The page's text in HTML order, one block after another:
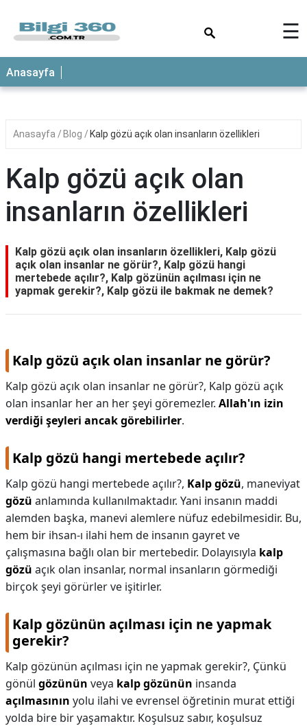
ANASAYFA
☰
Anasayfa
Anasayfa Blog Kalp gözü açık olan insanların özellikleri
Kalp gözü açık olan
insanların özellikleri
Kalp gözü açık olan insanların özellikleri, Kalp gözü
açık olan insanlar ne görür?, Kalp gözü hangi
mertebede açılır?, Kalp gözünün açılması için ne
yapmak gerekir?, Kalp gözü ile bakmak ne demek?
Kalp gözü açık olan insanlar ne görür?
Kalp gözü açık olan insanlar ne görür?, Kalp gözü açık
olan insanlar her an her şeyi göremezler. Allah'ın izin
verdiği şeyleri ancak görebilirler.
Kalp gözü hangi mertebede açılır?
Kalp gözü hangi mertebede açılır?, Kalp gözü, maneviyat
gözü anlamında kullanılmaktadır. Yani insanın maddi
alemden başka, manevi alemlere nüfuz edebilmesidir. Bu,
hem bir ihsan-ı ilahi hem de insanın gayret ve
çalışmasına bağlı olan bir mertebedir. Dolayısıyla kalp
gözü açık olan insanlar, normal insanların görmediği
birçok şeyi görürler ve işitirler.
Kalp gözünün açılması için ne yapmak
gerekir?
Kalp gözünün açılması için ne yapmak gerekir?, Çünkü
gönül gözünün veya kalp gözünün insanda
açılmasının yolu ilahi ve evrensel öğretinin murat ettiği
yolda bire bir yaşamaktır. Koşulsuz sabır, koşulsuz